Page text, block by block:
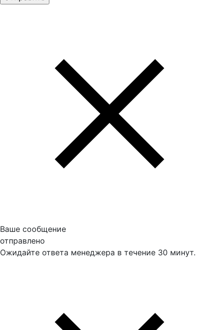
Ваше сообщение
отправлено
Ожидайте ответа менеджера в течение 30 минут.